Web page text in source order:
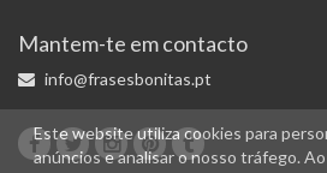
Mantem-te em contacto
info@frasesbonitas.pt
Este website utiliza cookies para
anúncios e analisar o nosso tráfego.